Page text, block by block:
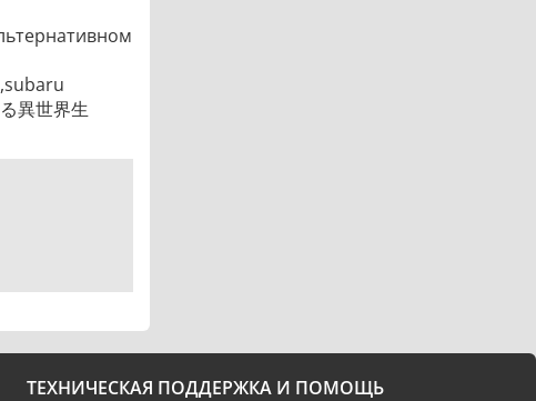
異世界生
ТЕХНИЧЕСКАЯ ПОДДЕРЖКА И ПОМОЩЬ